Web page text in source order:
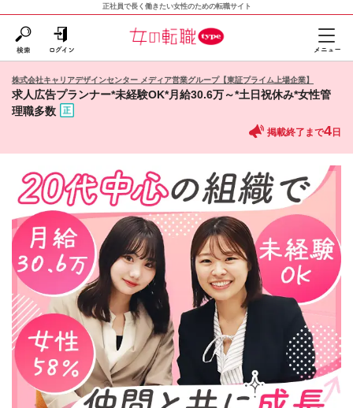
正社員で長く働きたい女性のための転職サイト
株式会社キャリアデザインセンター メディア営業グループ【東証プライム上場企業】
求人広告プランナー*未経験OK*月給30.6万～*土日祝休み*女性管
理職多数
掲載終了まで4 日